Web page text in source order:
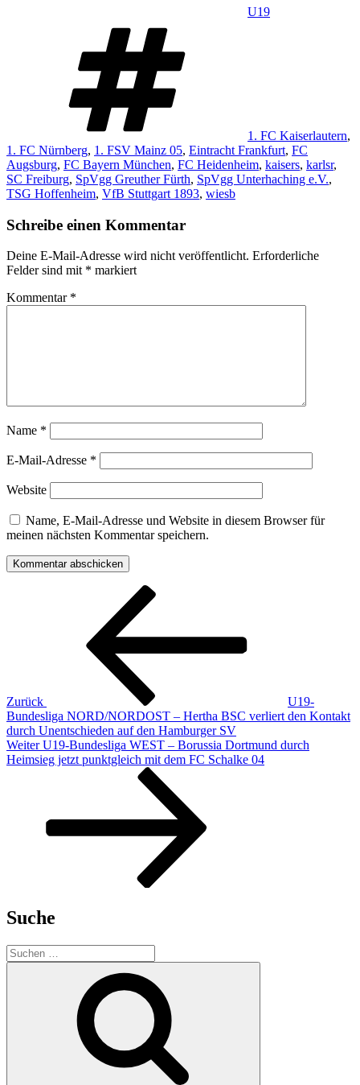
U19
1. FC Kaiserlautern,
1. FC Nürnberg, 1. FSV Mainz 05, Eintracht Frankfurt, FC
Augsburg, FC Bayern München, FC Heidenheim, kaisers, karlsr,
SC Freiburg, SpVgg Greuther Fürth, SpVgg Unterhaching e.V.,
TSG Hoffenheim, VfB Stuttgart 1893, wiesb
Schreibe einen Kommentar
Deine E-Mail-Adresse wird nicht veröffentlicht. Erforderliche
Felder sind mit * markiert
Kommentar *
Name *
E-Mail-Adresse *
Website
Name, E-Mail-Adresse und Website in diesem Browser für
meinen nächsten Kommentar speichern.
Beitragsnavigation
Zurück
U19-
Bundesliga NORD/NORDOST – Hertha BSC verliert den Kontakt
durch Unentschieden auf den Hamburger SV
Nächster
Beitrag
Weiter U19-Bundesliga WEST – Borussia Dortmund durch
Heimsieg jetzt punktgleich mit dem FC Schalke 04
Suche
Suchen
nach: